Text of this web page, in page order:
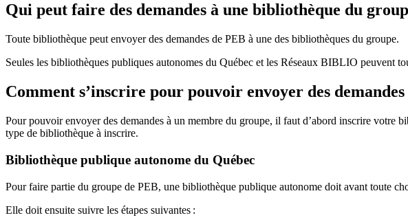
Qui peut faire des demandes à une bibliothèque du
Toute bibliothèque peut envoyer des demandes de PEB à une des bibliothèques du groupe.
Seules les bibliothèques publiques autonomes du Québec et les Réseaux BIBLIO peuvent
Comment s’inscrire pour pouvoir envoyer des
Pour pouvoir envoyer des demandes à un membre du groupe, il faut d’abord inscrire
type de bibliothèque à inscrire.
Bibliothèque publique autonome du Québec
Pour faire partie du groupe de PEB, une bibliothèque publique autonome doit avant toute
Elle doit ensuite suivre les étapes suivantes :